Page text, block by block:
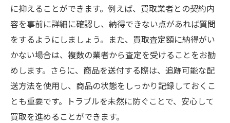
に抑えることができます。例えば、買取業者との契約内
容を事前に詳細に確認し、納得できない点があれば質問
をするようにしましょう。また、買取査定額に納得がい
かない場合は、複数の業者から査定を受けることをお勧
めします。さらに、商品を送付する際は、追跡可能な配
送方法を使用し、商品の状態をしっかり記録しておくこ
とも重要です。トラブルを未然に防ぐことで、安心して
買取を進めることができます。